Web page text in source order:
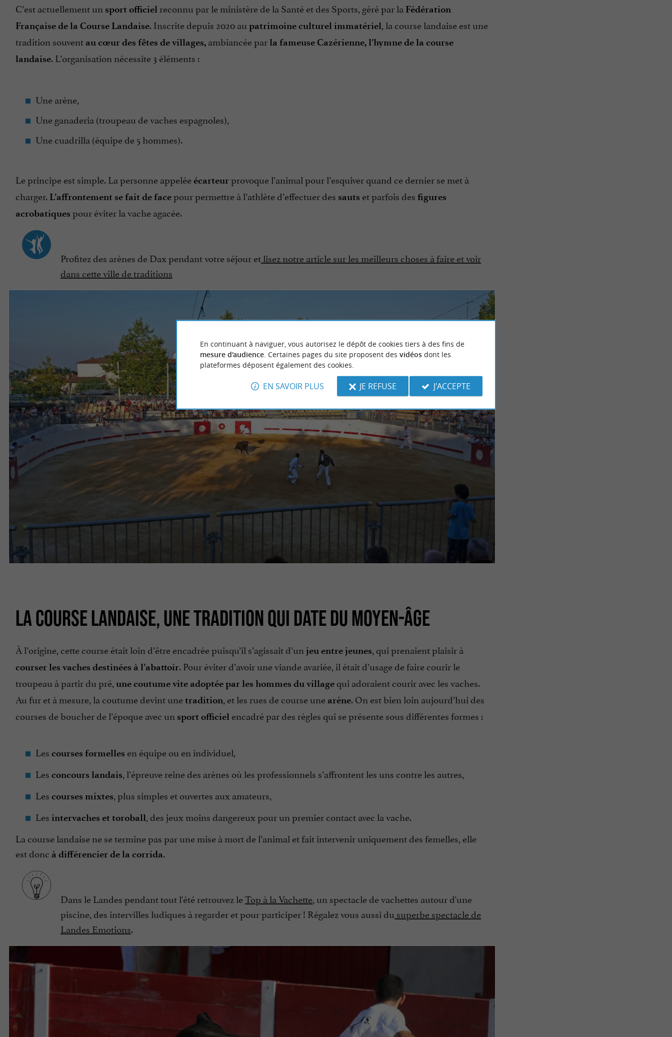
C’est actuellement un sport officiel reconnu par le ministère de la Santé et des Sports, géré par la Fédération
Française de la Course Landaise. Inscrite depuis 2020 au patrimoine culturel immatériel , la course landaise est une
tradition souvent au cœur des fêtes de villages, ambiancée parla fameuse Cazérienne, l’hymne de la course
landaise. L’organisation nécessite 3 éléments :
Une arène,
Une ganaderia (troupeau de vaches espagnoles),
Une cuadrilla (équipe de 5 hommes).
Le principe est simple. La personne appeléeécarteurprovoque l’animal pour l’esquiver quand ce dernier se met à
charger. L’affrontement se fait de facepour permettre à l’athlète d’effectuer des sauts et parfois des figures
acrobatiques pour éviter la vache agacée.
Profitez des arènes de Dax pendant votre séjour etlisez notre article sur les meilleurs choses à faire et voir
dans cette ville de traditions
LA COURSE LANDAISE, UNE TRADITION QUI DATE DU MOYEN-ÂGE
À l’origine, cette course était loin d’être encadrée puisqu’il s’agissait d’un jeu entre jeunes , qui prenaient plaisir à
courser les vaches destinées à l’abattoir. Pour éviter d’avoir une viande avariée, il était d’usage de faire courir le
troupeau à partir du pré, une coutume vite adoptée par les hommes du villagequi adoraient courir avec les vaches.
Au fur et à mesure, la coutume devint unetradition , et les rues de course une arène. On est bien loin aujourd’hui des
courses de boucher de l’époque avec un sport officiel encadré par des règles qui se présente sous différentes formes :
Les courses formelles en équipe ou en individuel,
Les concours landais , l’épreuve reine des arènes où les professionnels s’affrontent les uns contre les autres,
Les courses mixtes , plus simples et ouvertes aux amateurs,
Les intervaches et toroball , des jeux moins dangereux pour un premier contact avec la vache.
La course landaise ne se termine pas par une mise à mort de l’animal et fait intervenir uniquement des femelles, elle
est donc à différencier de la corrida.
Dans le Landes pendant tout l'été retrouvez leTop à la Vachette , un spectacle de vachettes autour d'une
piscine, des intervilles ludiques à regarder et pour participer ! Régalez vous aussi du superbe spectacle de
Landes Emotions.
En continuant à naviguer, vous autorisez le dépôt de cookies tiers à des fins de
mesure d'audience. Certaines pages du site proposent des vidéosdont les
plateformes déposent également des cookies.
EN SAVOIR PLUS JE REFUSE J'ACCEPTE